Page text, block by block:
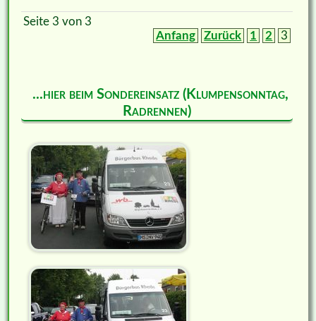
Seite 3 von 3
Anfang
Zurück 1 2 3
...hier beim Sondereinsatz (Klumpensonntag,
Radrennen)